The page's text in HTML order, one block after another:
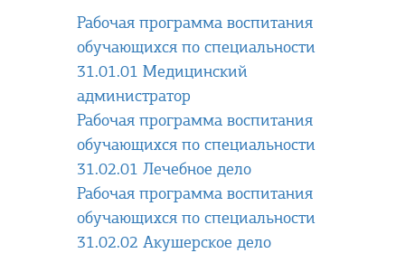
Рабочая программа воспитания
обучающихся по специальности
31.01.01 Медицинский
администратор
Рабочая программа воспитания
обучающихся по специальности
31.02.01 Лечебное дело
Рабочая программа воспитания
обучающихся по специальности
31.02.02 Акушерское дело